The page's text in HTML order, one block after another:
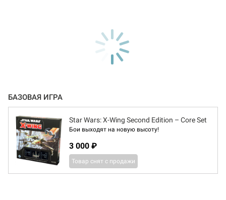
БАЗОВАЯ ИГРА
Star Wars: X-Wing Second Edition – Core Set
Бои выходят на новую высоту!
3 000 ₽
Товар снят с продажи